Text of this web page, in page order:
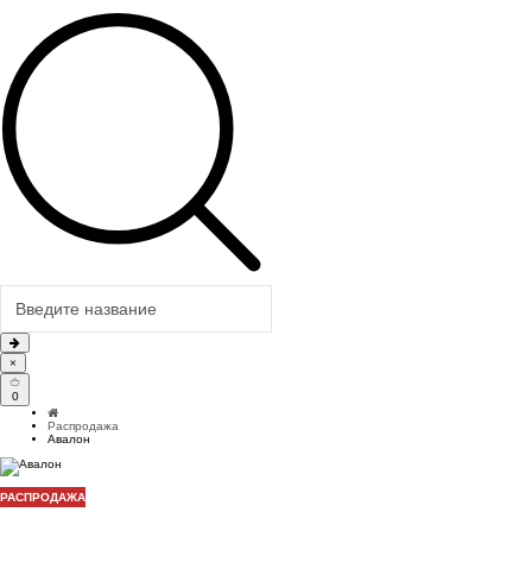
×
0
Распродажа
Авалон
РАСПРОДАЖА